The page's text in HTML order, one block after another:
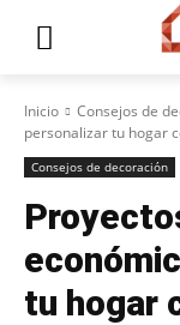
Inicio Consejos de
personalizar tu hogar
Consejos de decoración
tu hogar